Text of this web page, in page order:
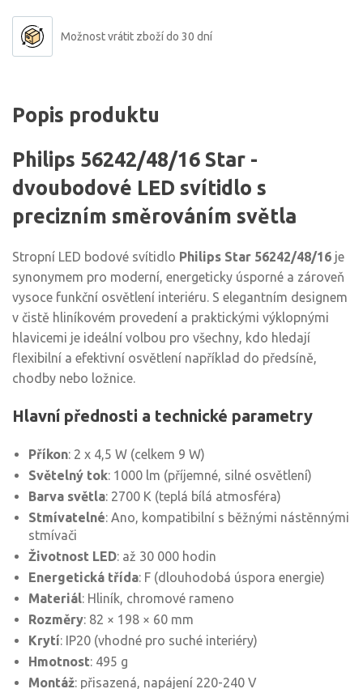
Možnost vrátit zboží do 30 dní
Popis produktu
Philips 56242/48/16 Star -
dvoubodové LED svítidlo s
precizním směrováním světla
Stropní LED bodové svítidlo Philips Star 56242/48/16 je
synonymem pro moderní, energeticky úsporné a zároveň
vysoce funkční osvětlení interiéru. S elegantním designem
v čistě hliníkovém provedení a praktickými výklopnými
hlavicemi je ideální volbou pro všechny, kdo hledají
flexibilní a efektivní osvětlení například do předsíně,
chodby nebo ložnice.
Hlavní přednosti a technické parametry
Příkon: 2 x 4,5 W (celkem 9 W)
Světelný tok: 1000 lm (příjemné, silné osvětlení)
Barva světla: 2700 K (teplá bílá atmosféra)
Stmívatelné: Ano, kompatibilní s běžnými nástěnnými
stmívači
Životnost LED: až 30 000 hodin
Energetická třída: F (dlouhodobá úspora energie)
Materiál: Hliník, chromové rameno
Rozměry: 82 × 198 × 60 mm
Krytí: IP20 (vhodné pro suché interiéry)
Hmotnost: 495 g
Montáž: přisazená, napájení 220-240 V